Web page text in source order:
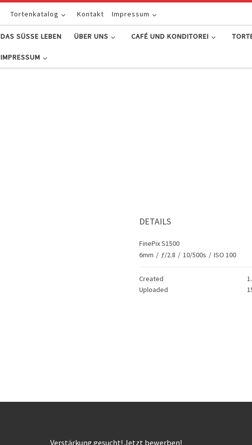
Tortenkatalog Kontakt Impressum
DAS SÜSSE LEBEN ÜBER UNS CAFÉ UND KONDITOREI
IMPRESSUM
DETAILS
FinePix S1500
6mm / ƒ/2.8 / 10/500s / ISO 100
Created
Uploaded
Verstärkung gesucht! Jetzt bewerben!